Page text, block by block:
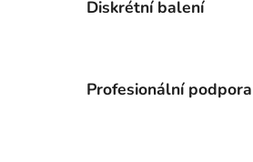
Diskrétní balení
Profesionální podpora